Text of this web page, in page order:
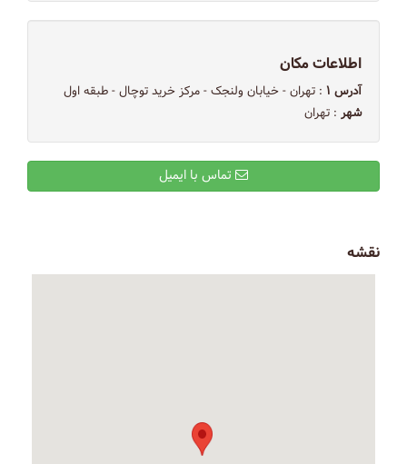
اطلاعات مکان
آدرس ۱
: تهران - خیابان ولنجک - مرکز خرید توچال - طبقه اول
شهر : تهران
نقشه